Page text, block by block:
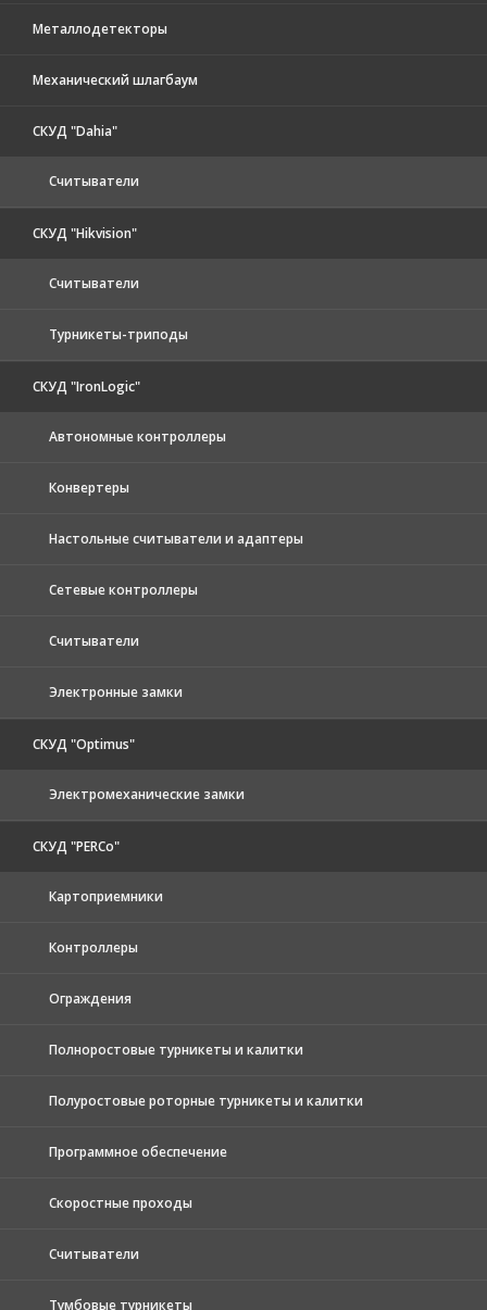
Металлодетекторы
Механический шлагбаум
СКУД "Dahia"
Считыватели
СКУД "Hikvision"
Считыватели
Турникеты-триподы
СКУД "IronLogic"
Автономные контроллеры
Конвертеры
Настольные считыватели и адаптеры
Сетевые контроллеры
Считыватели
Электронные замки
СКУД "Optimus"
Электромеханические замки
СКУД "PERCo"
Картоприемники
Контроллеры
Ограждения
Полноростовые турникеты и калитки
Полуростовые роторные турникеты и калитки
Программное обеспечение
Скоростные проходы
Считыватели
Тумбовые турникеты